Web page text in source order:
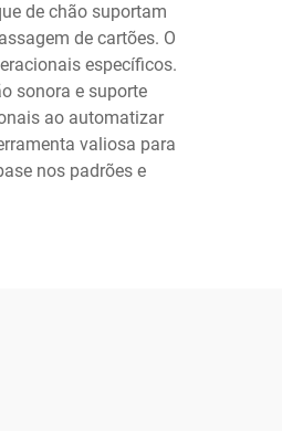
de chão suportam
de cartões. O
específicos.
sonora e suporte
ao automatizar
valiosa para
nos padrões e